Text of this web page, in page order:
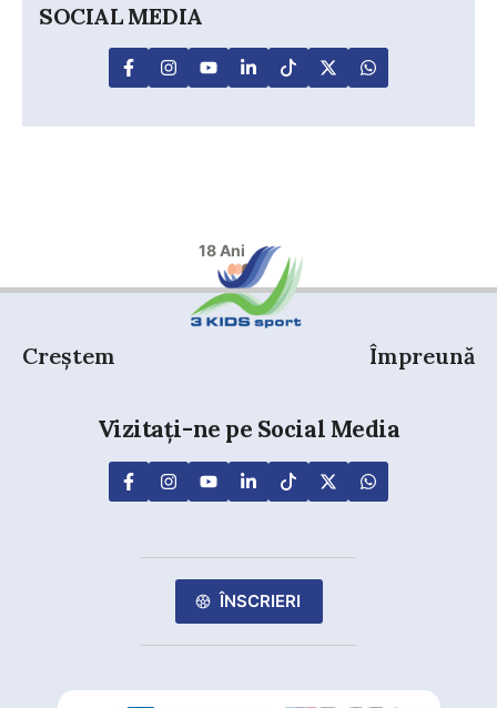
SOCIAL MEDIA
18 Ani
Creștem Împreună
Vizitați-ne pe Social Media
ÎNSCRIERI